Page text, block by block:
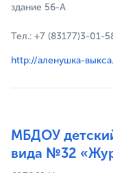
здание 56-А
Тел.: +7 (83177)3-01-
http://аленушка-
МБДОУ
вида №32